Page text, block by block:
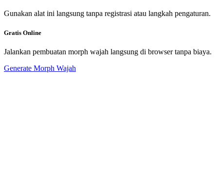
Gunakan alat ini langsung tanpa registrasi atau langkah pengaturan.
Gratis Online
Jalankan pembuatan morph wajah langsung di browser tanpa biaya.
Generate Morph Wajah